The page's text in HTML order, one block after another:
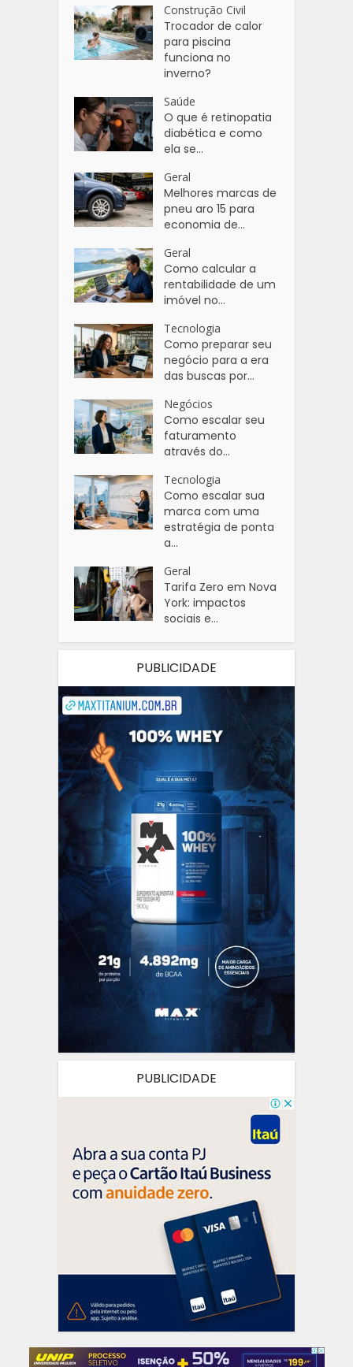
Construção Civil
Trocador de calor
para piscina
funciona no
inverno?
Saúde
O que é retinopatia
diabética e como
ela se...
Geral
Melhores marcas de
pneu aro 15 para
economia de...
Geral
Como calcular a
rentabilidade de um
imóvel no...
Tecnologia
Como preparar seu
negócio para a era
das buscas por...
Negócios
Como escalar seu
faturamento
através do...
Tecnologia
Como escalar sua
marca com uma
estratégia de ponta
a...
Geral
Tarifa Zero em Nova
York: impactos
sociais e...
PUBLICIDADE
PUBLICIDADE